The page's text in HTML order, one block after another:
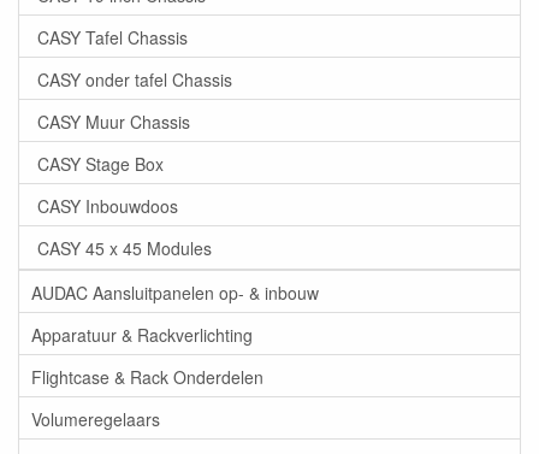
CASY Tafel Chassis
CASY onder tafel Chassis
CASY Muur Chassis
CASY Stage Box
CASY Inbouwdoos
CASY 45 x 45 Modules
AUDAC Aansluitpanelen op- & inbouw
Apparatuur & Rackverlichting
Flightcase & Rack Onderdelen
Volumeregelaars